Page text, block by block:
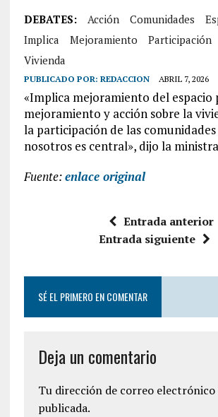
DEBATES: Acción Comunidades
Implica
Mejoramiento Participación
Vivienda
PUBLICADO POR: REDACCION ABRIL 7, 2026
«Implica mejoramiento del espacio
mejoramiento y acción sobre la
la participación de las
nosotros es central», dijo la
Fuente:enlace original
Entrada anterior
Entrada siguiente
SÉ EL PRIMERO EN COMENTAR
Deja un comentario
Tu dirección de correo electrónico
publicada.